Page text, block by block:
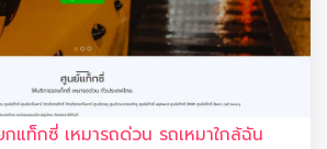
แท็กซี่ เหมารถด่วน รถเหมาใกล้ฉัน